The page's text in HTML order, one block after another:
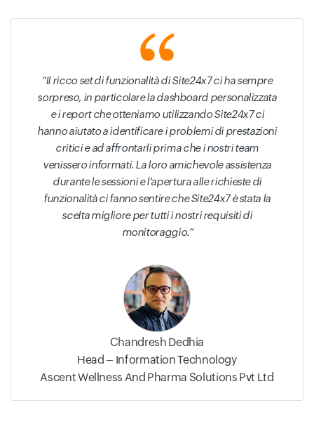
Il ricco set di funzionalità di Site24x7 ci ha sempre
sorpreso, in particolare la dashboard personalizzata
e i report che otteniamo utilizzando Site24x7 ci
hanno aiutato a identificare i problemi di prestazioni
critici e ad affrontarli prima che i nostri team
venissero informati. La loro amichevole assistenza
durante le sessioni e l'apertura alle richieste di
funzionalità ci fanno sentire che Site24x7 è stata la
scelta migliore per tutti i nostri requisiti di
monitoraggio.
Chandresh Dedhia
Head – Information Technology
Ascent Wellness And Pharma Solutions Pvt Ltd